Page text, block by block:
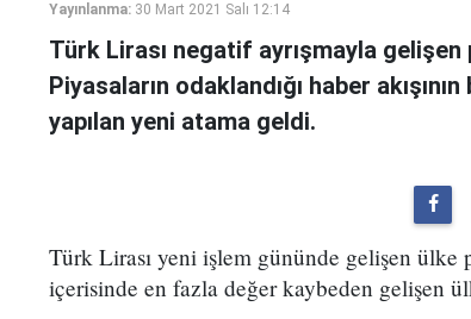
Yayınlanma: 30 Mart 2021 Salı 12:14
Türk Lirası negatif ayrışmayla
Piyasaların odaklandığı haber
yapılan yeni atama geldi.
Türk Lirası yeni işlem gününde gelişen ülke
içerisinde en fazla değer kaybeden gelişen